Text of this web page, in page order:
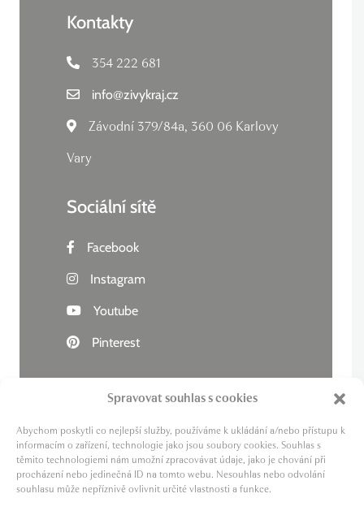
Spravovat souhlas s cookies
Abychom poskytli co nejlepší služby, používáme k ukládání a/nebo přístupu k
informacím o zařízení, technologie jako jsou soubory cookies. Souhlas s
těmito technologiemi nám umožní zpracovávat údaje, jako je chování při
procházení nebo jedinečná ID na tomto webu. Nesouhlas nebo odvolání
souhlasu může nepříznivě ovlivnit určité vlastnosti a funkce.
Kontakty
354 222 681
info@zivykraj.cz
Závodní 379/84a, 360 06 Karlovy
Vary
Sociální sítě
Facebook
Instagram
Youtube
Pinterest
Živý kraj
Lázně zdraví
Cesta za pivem